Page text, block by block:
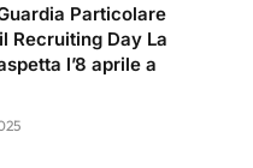
Particolare
Recruiting Day La
l’8 aprile a